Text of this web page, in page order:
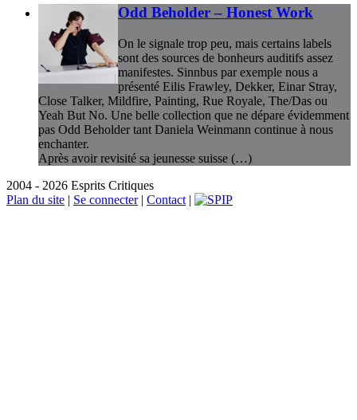
Odd Beholder – Honest Work
On le signale trop peu, mais certains labels
sont des sources de bonheurs auditifs assez
manifestes. Sinnbus par exemple nous a
présenté Eilis Frawley, Dekker, Einar Stray,
Close Talker, Mildfire, Painting, Rue Royale, The/Das ou
Yeah But No. Une belle collection que ne dépare évidemment
pas Odd Beholder tant Daniela Weinmann continue à nous
enchanter.
Après avoir revisité sa jeunesse suisse (…)
2004 - 2026 Esprits Critiques
Plan du site | Se connecter| Contact |